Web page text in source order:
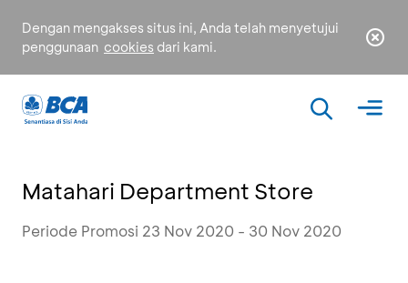
Dengan mengakses situs ini, Anda telah menyetujui
penggunaan cookies dari kami.
Matahari Department Store
Periode Promosi 23 Nov 2020 - 30 Nov 2020